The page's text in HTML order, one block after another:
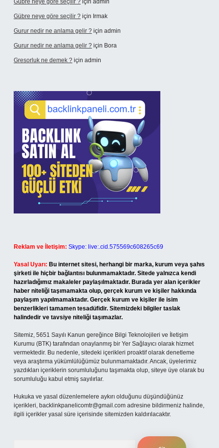
Gübre neye göre seçilir ? için admin
Gübre neye göre seçilir ? için Irmak
Gurur nedir ne anlama gelir ? için admin
Gurur nedir ne anlama gelir ? için Bora
Gresorluk ne demek ? için admin
Reklam ve İletişim: Skype: live:.cid.575569c608265c69
Yasal Uyarı: Bu internet sitesi, herhangi bir marka, kurum veya şahıs
şirketi ile hiçbir bağlantısı bulunmamaktadır. Sitede yalnızca kendi
hazırladığımız makaleler paylaşılmaktadır. Burada yer alan içerikler
haber niteliği taşımamakta olup, gerçek kurum ve kişiler hakkında
paylaşım yapılmamaktadır. Gerçek kurum ve kişiler ile isim
benzerlikleri tamamen tesadüfidir. Sitemizdeki bilgiler taslak
halindedir ve tavsiye niteliği taşımazlar.
Sitemiz, 5651 Sayılı Kanun gereğince Bilgi Teknolojileri ve İletişim
Kurumu (BTK) tarafından onaylanmış bir Yer Sağlayıcı olarak hizmet
vermektedir. Bu nedenle, sitedeki içerikleri proaktif olarak denetleme
veya araştırma yükümlülüğümüz bulunmamaktadır. Ancak, üyelerimiz
yazdıkları içeriklerin sorumluluğunu taşımakta olup, siteye üye olarak bu
sorumluluğu kabul etmiş sayılırlar.
Hukuka ve yasal düzenlemelere aykırı olduğunu düşündüğünüz
içerikleri, backlinkpanelicomtr@gmail.com adresine bildirmeniz halinde,
ilgili içerikler yasal süre içerisinde sitemizden kaldırılacaktır.